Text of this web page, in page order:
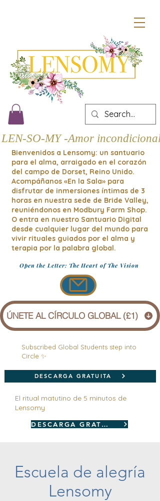
LEN-SO-MY -Amor incondicional
Bienvenidos a Lensomy: un santuario
para el alma, arraigado en el corazón
del campo de Dorset, Reino Unido.
Acompáñanos «En la Sala» para
disfrutar de inmersiones íntimas de 3
horas en nuestra sede de Bride Valley,
reuniéndonos en Modbury Farm Shop.
O entra en nuestro Santuario Digital
desde cualquier lugar del mundo para
vivir rituales guiados por el alma y
terapia por la palabra global.
Open the Letter: The Heart of The Vision
ÚNETE AL CÍRCULO GLOBAL (£1)
Subscribed Global Students step into
Circle ✨
DESCARGA GRATUITA
El ritual matutino de 5 minutos de
Lensomy
DESCARGA GRATUITA
Escuela de alegría
Lensomy